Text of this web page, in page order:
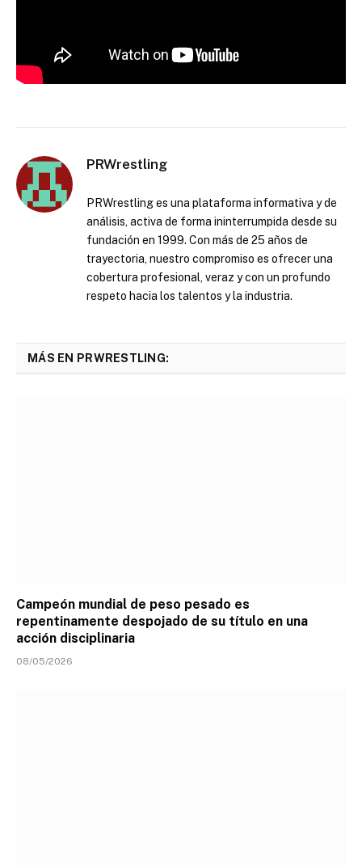
PRWrestling
PRWrestling es una plataforma informativa y de
análisis, activa de forma ininterrumpida desde su
fundación en 1999. Con más de 25 años de
trayectoria, nuestro compromiso es ofrecer una
cobertura profesional, veraz y con un profundo
respeto hacia los talentos y la industria.
MÁS EN PRWRESTLING:
Campeón mundial de peso pesado es
repentinamente despojado de su título en una
acción disciplinaria
08/05/2026